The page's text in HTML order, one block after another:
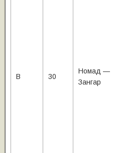
В 30
Номад —
Зангар